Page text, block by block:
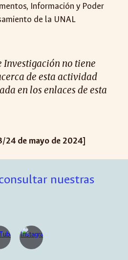
Información y Poder
de la UNAL
Investigación no tiene
de esta actividad
en los enlaces de esta
24 de mayo de 2024]
nuestras